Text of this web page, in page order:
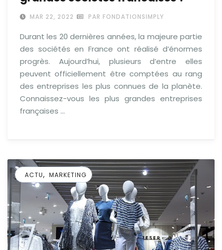
MAR 22, 2022 PAR FONDATIONSIMPLY
Durant les 20 dernières années, la majeure partie
des sociétés en France ont réalisé d’énormes
progrès. Aujourd’hui, plusieurs d’entre elles
peuvent officiellement être comptées au rang
des entreprises les plus connues de la planète.
Connaissez-vous les plus grandes entreprises
françaises …
ACTU, MARKETING